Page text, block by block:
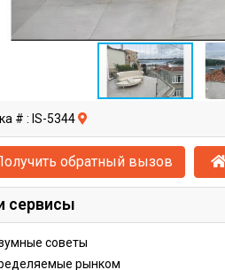
# : IS-5344
обратный вызов
сервисы
советы
рынком